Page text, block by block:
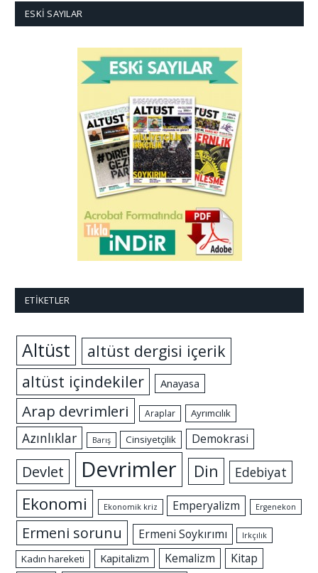
ESKI SAYILAR
ETIKETLER
Altüst
altüst dergisi içerik
altüst içindekiler
Anayasa
Arap devrimleri Araplar Ayrımcılık
Azınlıklar Barış Cinsiyetçilik Demokrasi
Devlet Devrimler Din Edebiyat
Ekonomi Ekonomik kriz Emperyalizm Ergenekon
Ermeni sorunu Ermeni Soykırımı Irkçılık
Kadın hareketi Kapitalizm Kemalizm Kitap